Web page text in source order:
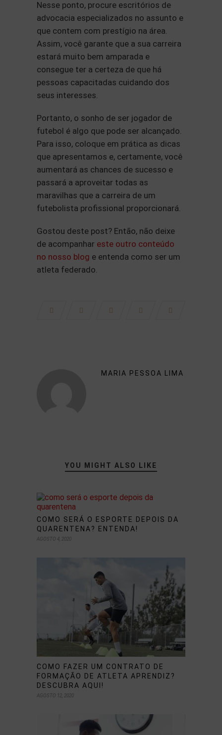
Nesse ponto, procure escritórios de
advocacia especializados no assunto e
que contem com prestígio na área.
Assim, você garante que a sua carreira
estará muito bem amparada e
consegue ter a certeza de que há
pessoas capacitadas cuidando dos
seus interesses.
Portanto, o sonho de ser jogador de
futebol é algo que pode ser alcançado.
Para isso, coloque em prática as dicas
que apresentamos e, certamente, você
aumentará as chances de sucesso e
passará a aproveitar todas as
maravilhas que a carreira de um
futebolista profissional proporcionará.
Gostou deste post? Então, não deixe
de acompanhar este outro conteúdo
no nosso blog e entenda como ser um
atleta federado.
MARIA PESSOA LIMA
YOU MIGHT ALSO LIKE
COMO SERÁ O ESPORTE DEPOIS DA
QUARENTENA? ENTENDA!
AGOSTO 4, 2020
COMO FAZER UM CONTRATO DE
FORMAÇÃO DE ATLETA APRENDIZ?
DESCUBRA AQUI!
AGOSTO 12, 2020